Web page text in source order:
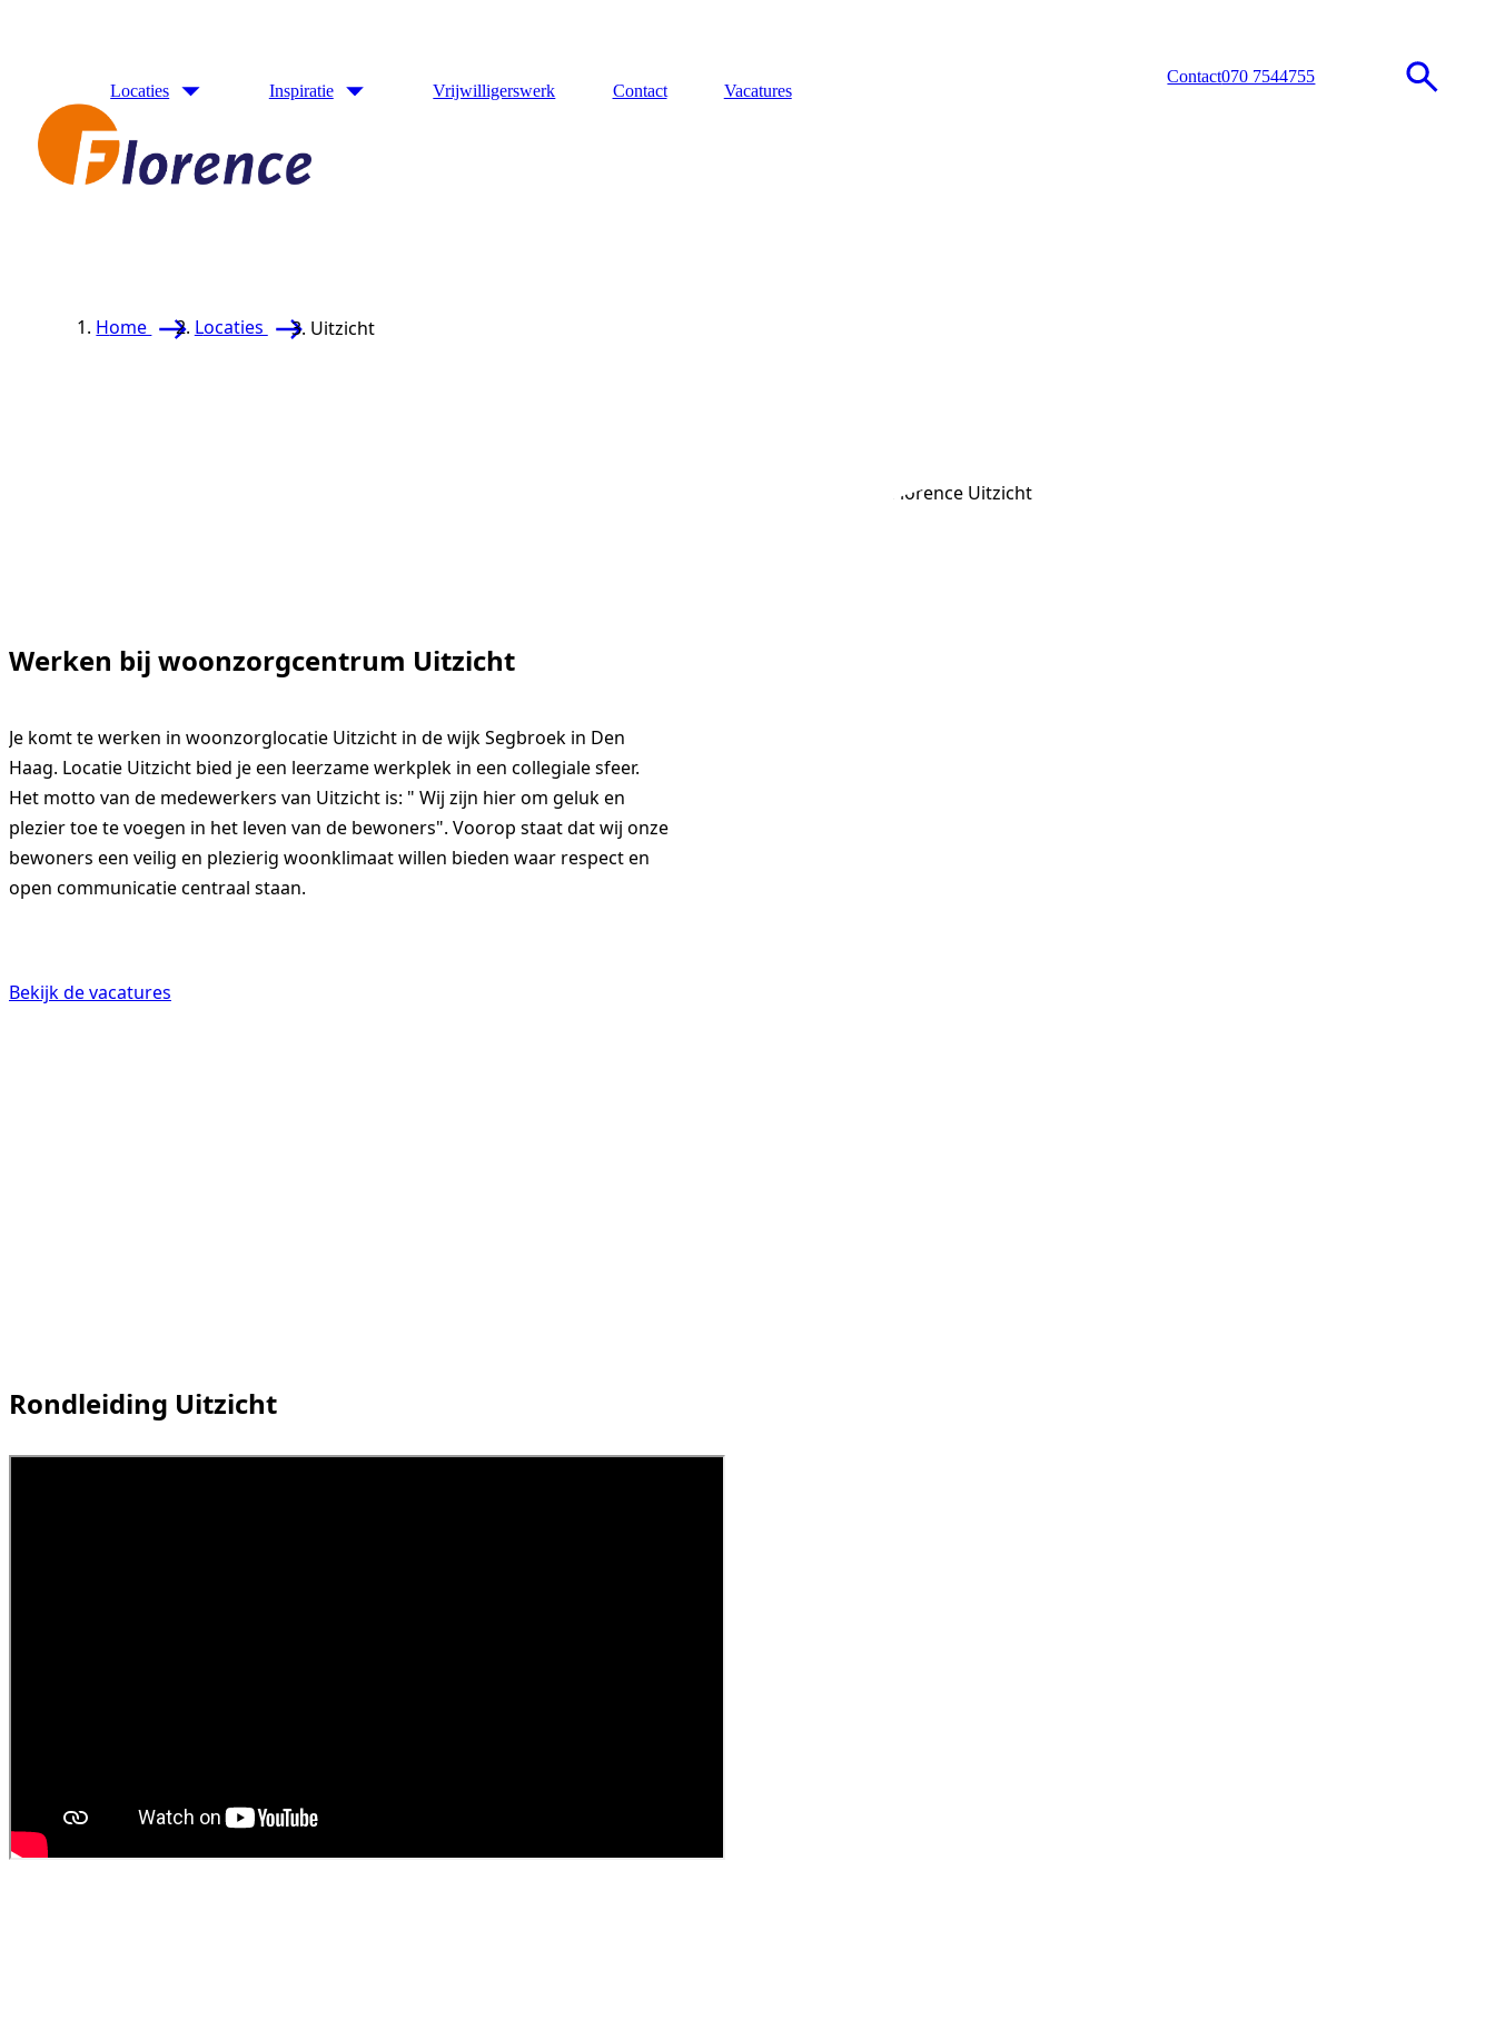
Locaties Inspiratie Vrijwilligerswerk Contact Vacatures
Contact070 7544755
Home Locaties Uitzicht
Werken bij woonzorgcentrum Uitzicht
Je komt te werken in woonzorglocatie Uitzicht in de wijk Segbroek in Den
Haag. Locatie Uitzicht bied je een leerzame werkplek in een collegiale sfeer.
Het motto van de medewerkers van Uitzicht is: " Wij zijn hier om geluk en
plezier toe te voegen in het leven van de bewoners". Voorop staat dat wij onze
bewoners een veilig en plezierig woonklimaat willen bieden waar respect en
open communicatie centraal staan.
Bekijk de vacatures
Rondleiding Uitzicht